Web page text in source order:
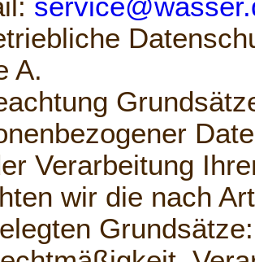
A.
Verarbeitung
wir die nach
Grundsätze: